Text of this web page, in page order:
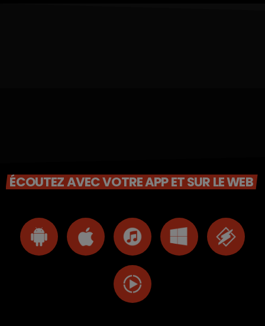
ÉCOUTEZ AVEC VOTRE APP ET SUR LE WEB